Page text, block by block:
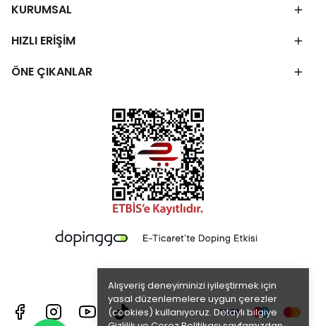
Alışveriş deneyiminizi iyileştirmek için
yasal düzenlemelere uygun çerezler
(cookies) kullanıyoruz. Detaylı bilgiye
KURUMSAL
HIZLI ERİŞİM
ÖNE ÇIKANLAR